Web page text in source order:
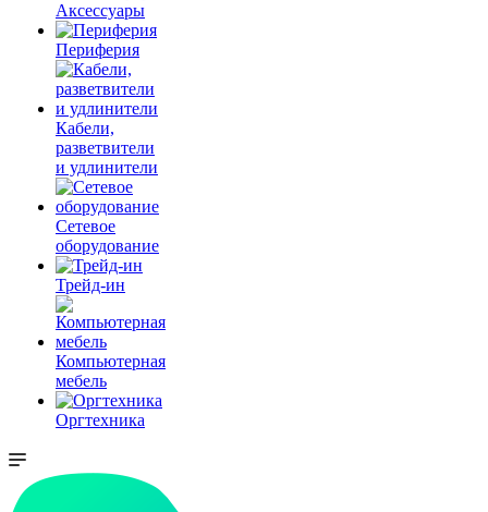
Аксессуары
Периферия
Кабели,
разветвители
и удлинители
Сетевое
оборудование
Трейд-ин
Компьютерная
мебель
Оргтехника